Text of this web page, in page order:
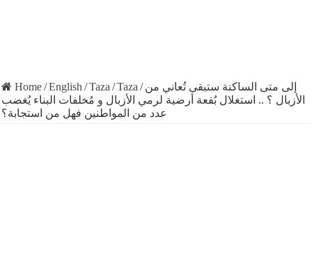
Home/English /Taza /Taza / إلى متى الساكنة ستبقى تُعاني من
الأزبال ؟ .. استغلال بُقعة أرضية لرمي الأزبال و مُخلفات البناء يُغضب
عدد من المواطنين فهل من استجابة؟